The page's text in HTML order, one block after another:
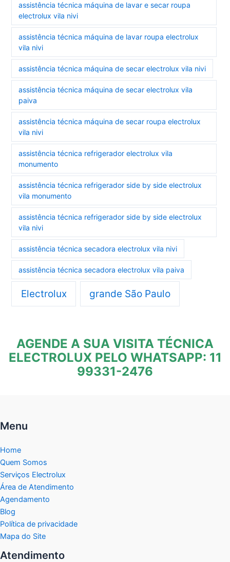
assistência técnica máquina de lavar e secar roupa
electrolux vila nivi
assistência técnica máquina de lavar roupa electrolux
vila nivi
assistência técnica máquina de secar electrolux vila nivi
assistência técnica máquina de secar electrolux vila
paiva
assistência técnica máquina de secar roupa electrolux
vila nivi
assistência técnica refrigerador electrolux vila
monumento
assistência técnica refrigerador side by side electrolux
vila monumento
assistência técnica refrigerador side by side electrolux
vila nivi
assistência técnica secadora electrolux vila nivi
assistência técnica secadora electrolux vila paiva
Electrolux grande São Paulo
AGENDE A SUA VISITA TÉCNICA
ELECTROLUX PELO WHATSAPP: 11
99331-2476
Menu
Home
Quem Somos
Serviços Electrolux
Área de Atendimento
Agendamento
Blog
Política de privacidade
Mapa do Site
Atendimento